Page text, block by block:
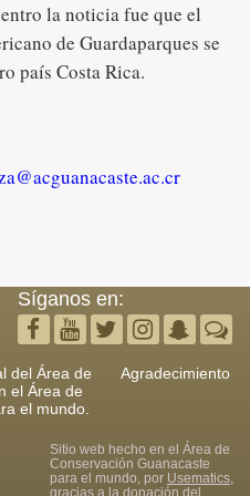
la noticia fue que el
de Guardaparques se
país Costa Rica.
Síganos en:
del Área de
el Área de
el mundo.
Agradecimiento
Sitio web hecho en el Área de
Conservación Guanacaste
para el mundo, por Usematics,
gracias a la donación del